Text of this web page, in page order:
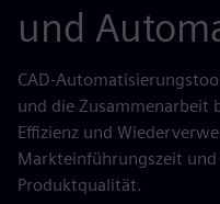
und
CAD-
und die Zusammenarbeit
Effizienz und
Markteinführungszeit
Produktqualität.